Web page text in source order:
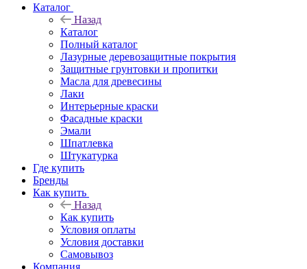
Каталог
Назад
Каталог
Полный каталог
Лазурные деревозащитные покрытия
Защитные грунтовки и пропитки
Масла для древесины
Лаки
Интерьерные краски
Фасадные краски
Эмали
Шпатлевка
Штукатурка
Где купить
Бренды
Как купить
Назад
Как купить
Условия оплаты
Условия доставки
Самовывоз
Компания